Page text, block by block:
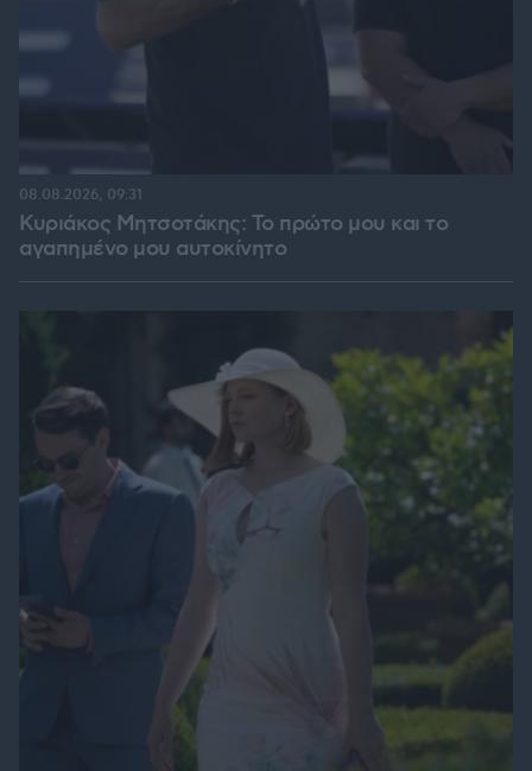
Κυριάκος Μητσοτάκης: Το πρώτο μου και το
αγαπημένο μου αυτοκίνητο
08.08.2026, 09:31